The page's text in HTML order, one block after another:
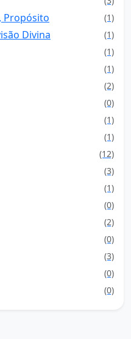
Propósito (1)
Divina (1)
(1)
(1)
(2)
(0)
(1)
(1)
(12)
(3)
(1)
(0)
(2)
(0)
(3)
(0)
(0)